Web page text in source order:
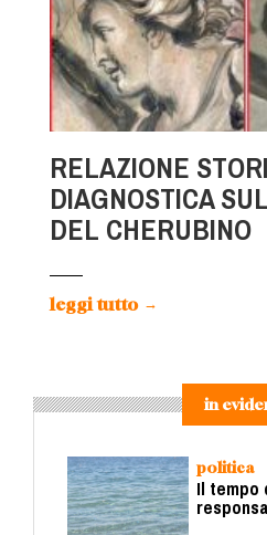
RELAZIONE
DIAGNOSTICA
DEL CHERUBINO
leggi tutto →
in
politica
Il